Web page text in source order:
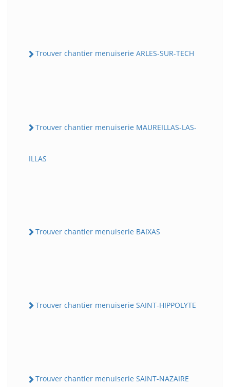
Trouver chantier menuiserie ARLES-SUR-TECH
Trouver chantier menuiserie MAUREILLAS-LAS-
ILLAS
Trouver chantier menuiserie BAIXAS
Trouver chantier menuiserie SAINT-HIPPOLYTE
Trouver chantier menuiserie SAINT-NAZAIRE